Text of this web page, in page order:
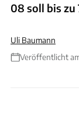
08 soll bis zu
Uli Baumann
Veröffentlicht